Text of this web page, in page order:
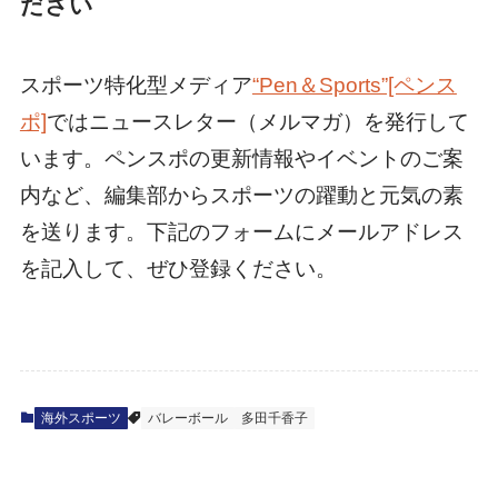
スポーツ特化型メディア“Pen＆Sports”[ペンス
ポ]ではニュースレター（メルマガ）を発行して
います。ペンスポの更新情報やイベントのご案
内など、編集部からスポーツの躍動と元気の素
を送ります。下記のフォームにメールアドレス
を記入して、ぜひ登録ください。
海外スポーツ バレーボール 多田千香子